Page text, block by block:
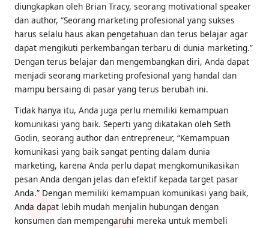
diungkapkan oleh Brian Tracy, seorang motivational speaker
dan author, “Seorang marketing profesional yang sukses
harus selalu haus akan pengetahuan dan terus belajar agar
dapat mengikuti perkembangan terbaru di dunia marketing.”
Dengan terus belajar dan mengembangkan diri, Anda dapat
menjadi seorang marketing profesional yang handal dan
mampu bersaing di pasar yang terus berubah ini.
Tidak hanya itu, Anda juga perlu memiliki kemampuan
komunikasi yang baik. Seperti yang dikatakan oleh Seth
Godin, seorang author dan entrepreneur, “Kemampuan
komunikasi yang baik sangat penting dalam dunia
marketing, karena Anda perlu dapat mengkomunikasikan
pesan Anda dengan jelas dan efektif kepada target pasar
Anda.” Dengan memiliki kemampuan komunikasi yang baik,
Anda dapat lebih mudah menjalin hubungan dengan
konsumen dan mempengaruhi mereka untuk membeli